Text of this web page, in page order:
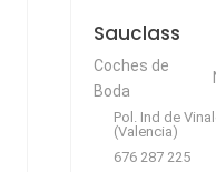
Sauclass
Coches de
Boda
Pol. Ind de
(Valencia)
676 287 225